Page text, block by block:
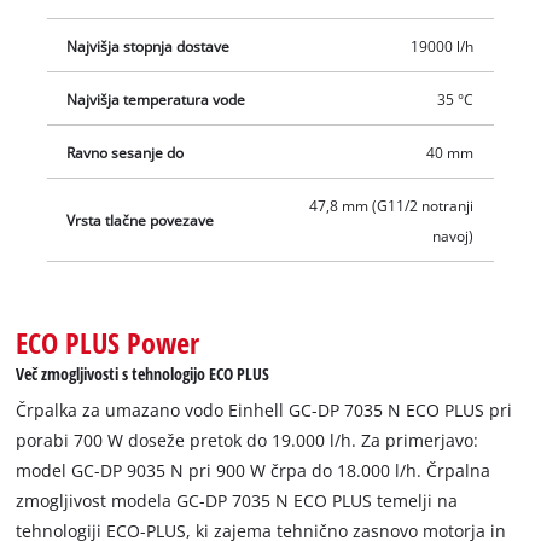
Najvišja stopnja dostave 19000 l/h
Najvišja temperatura vode 35 °C
Ravno sesanje do 40 mm
Vrsta tlačne povezave
47,8 mm (G11/2 notranji
navoj)
ECO PLUS Power
Več zmogljivosti s tehnologijo ECO PLUS
Črpalka za umazano vodo Einhell GC-DP 7035 N ECO PLUS pri
porabi 700 W doseže pretok do 19.000 l/h. Za primerjavo:
model GC-DP 9035 N pri 900 W črpa do 18.000 l/h. Črpalna
zmogljivost modela GC-DP 7035 N ECO PLUS temelji na
tehnologiji ECO-PLUS, ki zajema tehnično zasnovo motorja in